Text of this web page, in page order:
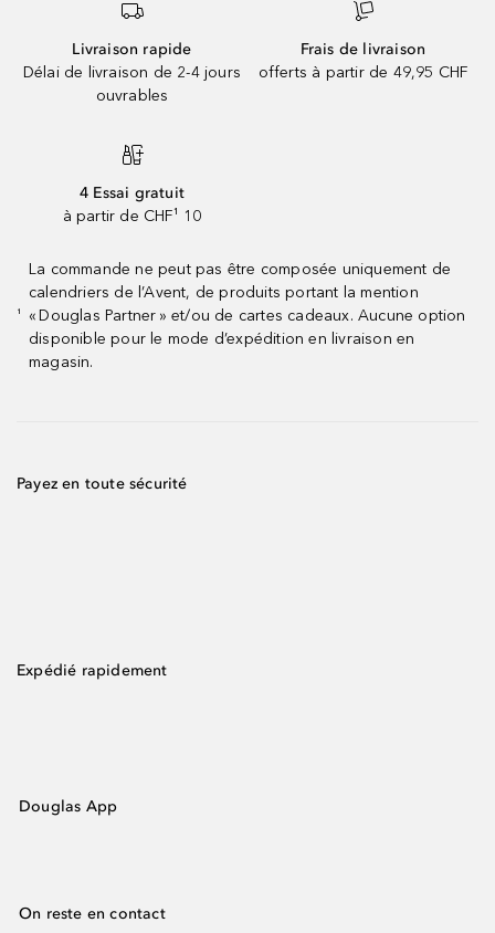
Livraison rapide
Délai de livraison de 2-4 jours
ouvrables
Frais de livraison
offerts à partir de 49,95 CHF
4 Essai gratuit
à partir de CHF¹ 10
¹
La commande ne peut pas être composée uniquement de
calendriers de l’Avent, de produits portant la mention
« Douglas Partner » et/ou de cartes cadeaux. Aucune option
disponible pour le mode d’expédition en livraison en
magasin.
Payez en toute sécurité
Expédié rapidement
Douglas App
On reste en contact